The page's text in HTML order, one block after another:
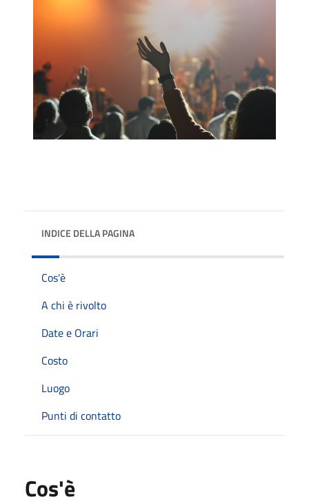
INDICE DELLA PAGINA
Cos'è
A chi è rivolto
Date e Orari
Costo
Luogo
Punti di contatto
Cos'è